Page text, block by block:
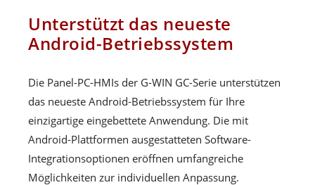
Unterstützt das neueste
Android-Betriebssystem
Die Panel-PC-HMIs der G-WIN GC-Serie unterstützen
das neueste Android-Betriebssystem für Ihre
einzigartige eingebettete Anwendung. Die mit
Android-Plattformen ausgestatteten Software-
Integrationsoptionen eröffnen umfangreiche
Möglichkeiten zur individuellen Anpassung.